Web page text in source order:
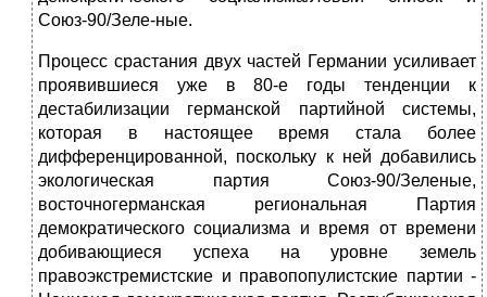
Союз-90/Зеле-ные.
Процесс срастания двух частей Германии усиливает
проявившиеся уже в 80-е годы тенденции к
дестабилизации германской партийной системы,
кото­рая в настоящее время стала более
дифференцированной, поскольку к ней добавились
экологическая партия Союз-90/Зеленые,
восточногерманская региональная Партия
демократического социализма и время от времени
до­бивающиеся успеха на уровне земель
правоэкстремистские и правопопулистские партии -